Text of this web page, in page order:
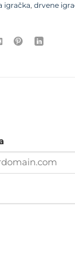
igračka, drvene